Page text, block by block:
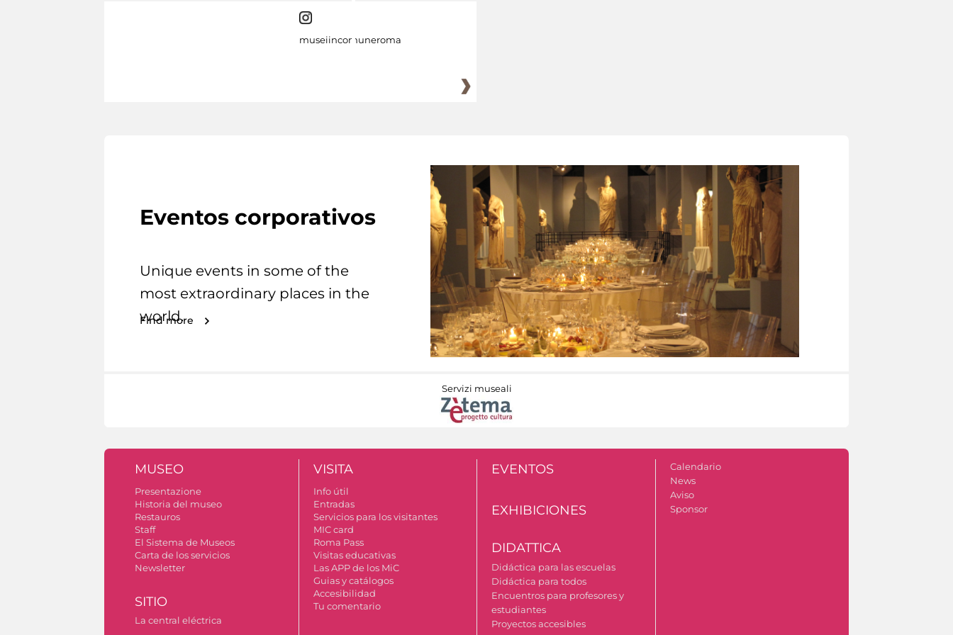
museiincomuneroma
Eventos corporativos
Unique events in some of the
most extraordinary places in the
world.
Find more
Servizi museali
MUSEO
Presentazione
Historia del museo
Restauros
Staff
El Sistema de Museos
Carta de los servicios
Newsletter
SITIO
La central eléctrica
VISITA
Info útil
Entradas
Servicios para los visitantes
MIC card
Roma Pass
Visitas educativas
Las APP de los MiC
Guias y catálogos
Accesibilidad
Tu comentario
EVENTOS
EXHIBICIONES
DIDATTICA
Didáctica para las escuelas
Didáctica para todos
Encuentros para profesores y
estudiantes
Proyectos accesibles
Calendario
News
Aviso
Sponsor